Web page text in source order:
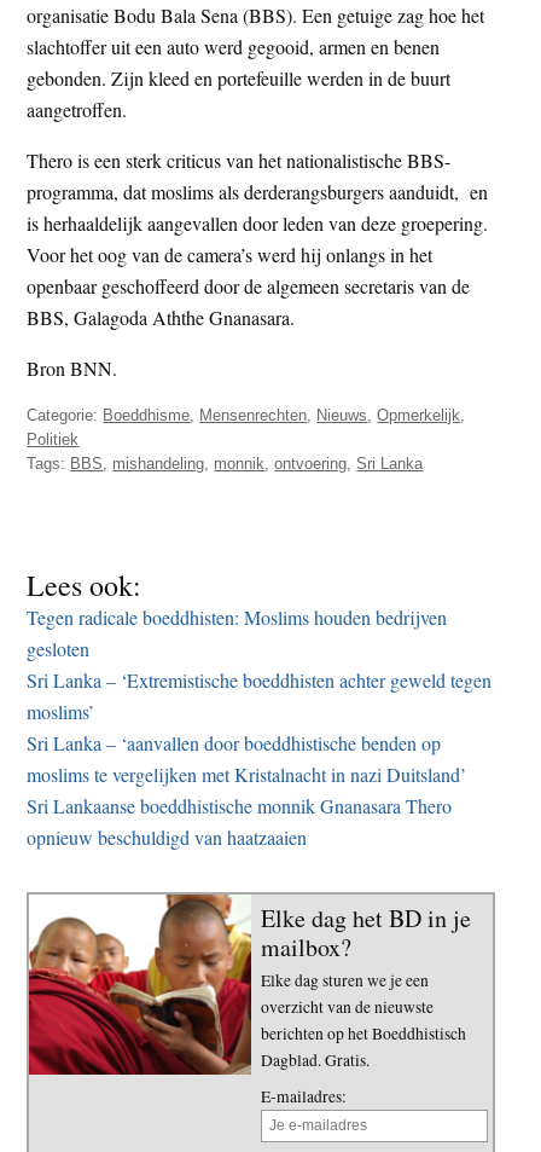
organisatie Bodu Bala Sena (BBS). Een getuige zag hoe het
slachtoffer uit een auto werd gegooid, armen en benen
gebonden. Zijn kleed en portefeuille werden in de buurt
aangetroffen.
Thero is een sterk criticus van het nationalistische BBS-
programma, dat moslims als derderangsburgers aanduidt, en
is herhaaldelijk aangevallen door leden van deze groepering.
Voor het oog van de camera’s werd hij onlangs in het
openbaar geschoffeerd door de algemeen secretaris van de
BBS, Galagoda Aththe Gnanasara.
Bron BNN.
Categorie: Boeddhisme Mensenrechten Nieuws ,Opmerkelijk
Politiek
Tags: BBS mishandeling monnik ,ontvoering ,Sri Lanka
Lees ook:
Tegen radicale boeddhisten: Moslims houden bedrijven
gesloten
Sri Lanka – ‘Extremistische boeddhisten achter geweld tegen
moslims’
Sri Lanka – ‘aanvallen door boeddhistische benden op
moslims te vergelijken met Kristalnacht in nazi Duitsland’
Sri Lankaanse boeddhistische monnik Gnanasara Thero
opnieuw beschuldigd van haatzaaien
Elke dag het BD in je
mailbox?
Elke dag sturen we je een
overzicht van de nieuwste
berichten op het Boeddhistisch
Dagblad. Gratis.
E-mailadres: